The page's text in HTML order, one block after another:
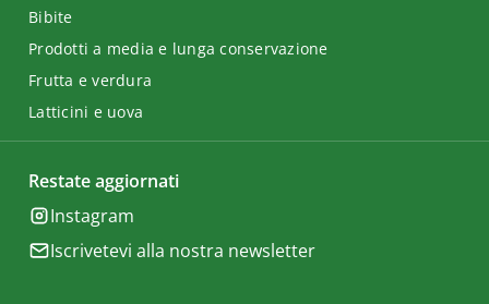
Bibite
Prodotti a media e lunga conservazione
Frutta e verdura
Latticini e uova
Restate aggiornati
Instagram
Iscrivetevi alla nostra newsletter